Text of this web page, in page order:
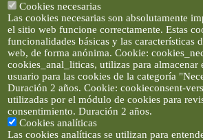
Cookies necesarias
Las cookies necesarias son absolutamente
el sitio web funcione correctamente. Estas
funcionalidades básicas y las características
web, de forma anónima. Cookie:
cookies_anal_liticas, utilizas para almacenar
usuario para las cookies de la categoría
Duración 2 años. Cookie: cookieconsent-
utilizadas por el módulo de cookies para
consentimiento. Duración 2 años.
Cookies analíticas
Las cookies analíticas se utilizan para